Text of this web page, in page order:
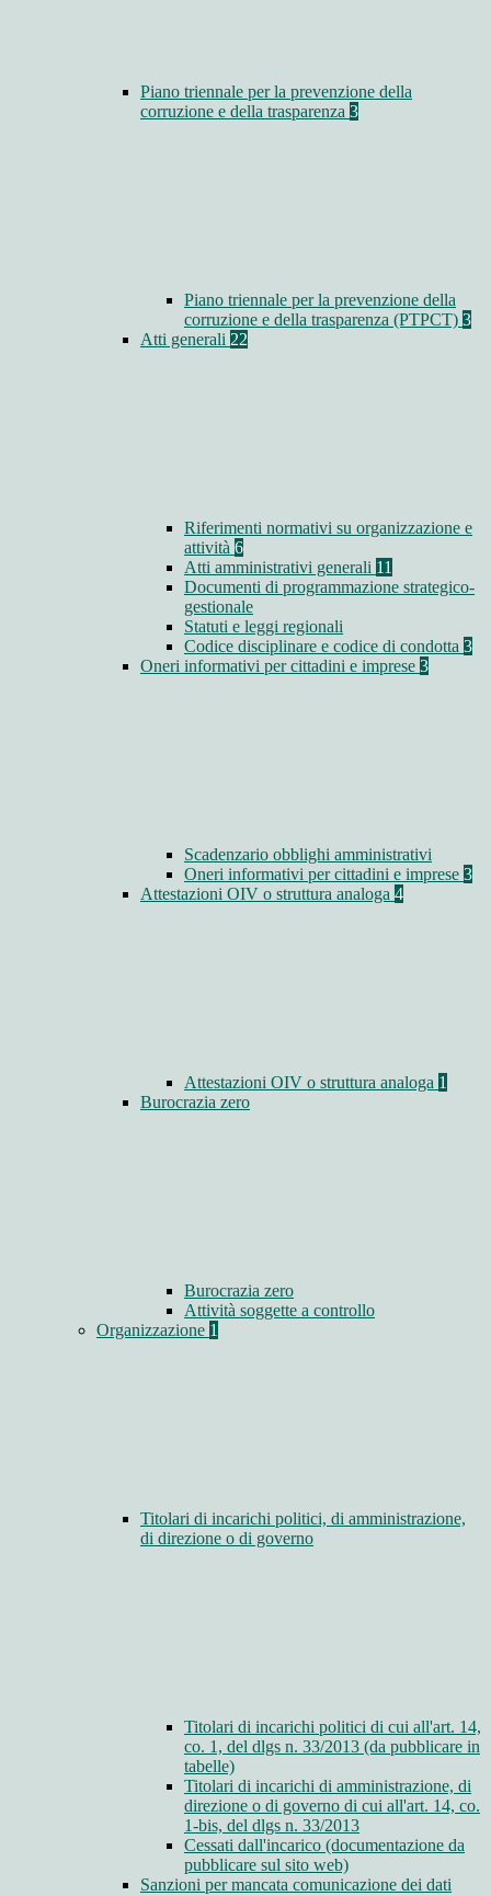
Piano triennale per la prevenzione della
corruzione e della trasparenza 3
Piano triennale per la prevenzione della
corruzione e della trasparenza (PTPCT) 3
Atti generali 22
Riferimenti normativi su organizzazione e
attività 6
Atti amministrativi generali 11
Documenti di programmazione strategico-
gestionale
Statuti e leggi regionali
Codice disciplinare e codice di condotta 3
Oneri informativi per cittadini e imprese 3
Scadenzario obblighi amministrativi
Oneri informativi per cittadini e imprese 3
Attestazioni OIV o struttura analoga 4
Attestazioni OIV o struttura analoga 1
Burocrazia zero
Burocrazia zero
Attività soggette a controllo
Organizzazione 1
Titolari di incarichi politici, di amministrazione,
di direzione o di governo
Titolari di incarichi politici di cui all'art. 14,
co. 1, del dlgs n. 33/2013 (da pubblicare in
tabelle)
Titolari di incarichi di amministrazione, di
direzione o di governo di cui all'art. 14, co.
1-bis, del dlgs n. 33/2013
Cessati dall'incarico (documentazione da
pubblicare sul sito web)
Sanzioni per mancata comunicazione dei dati